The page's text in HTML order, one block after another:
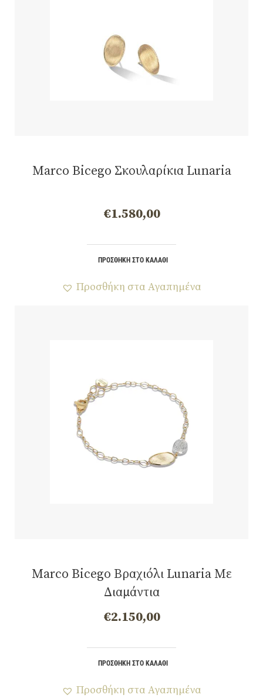
Marco Bicego Σκουλαρίκια Lunaria
€1.580,00
ΠΡΟΣΘΉΚΗ ΣΤΟ ΚΑΛΆΘΙ
Προσθήκη στα Αγαπημένα
Marco Bicego Βραχιόλι Lunaria Με
Διαμάντια
€2.150,00
ΠΡΟΣΘΉΚΗ ΣΤΟ ΚΑΛΆΘΙ
Προσθήκη στα Αγαπημένα